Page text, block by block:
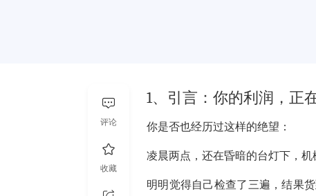
1、引言：你的利润，正
你是否也经历过这样的绝望：
凌晨两点，还在昏暗的台灯下，
明明觉得自己检查了三遍，结果
评论
收藏